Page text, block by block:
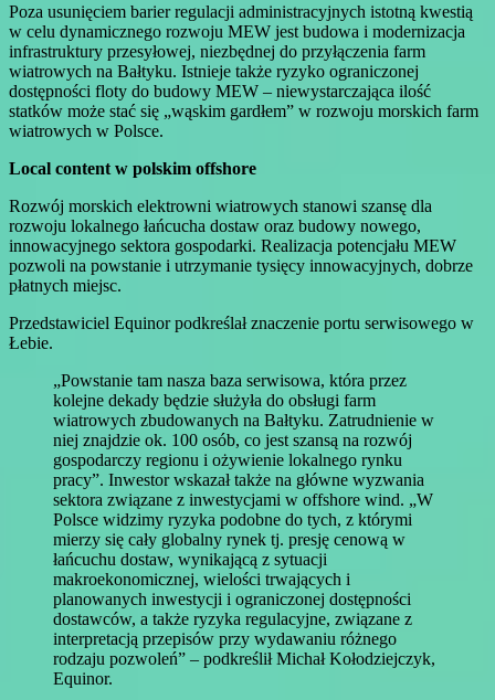
Poza usunięciem barier regulacji administracyjnych istotną kwestią
w celu dynamicznego rozwoju MEW jest budowa i modernizacja
infrastruktury przesyłowej, niezbędnej do przyłączenia farm
wiatrowych na Bałtyku. Istnieje także ryzyko ograniczonej
dostępności floty do budowy MEW – niewystarczająca ilość
statków może stać się „wąskim gardłem” w rozwoju morskich farm
wiatrowych w Polsce.
Local content w polskim offshore
Rozwój morskich elektrowni wiatrowych stanowi szansę dla
rozwoju lokalnego łańcucha dostaw oraz budowy nowego,
innowacyjnego sektora gospodarki. Realizacja potencjału MEW
pozwoli na powstanie i utrzymanie tysięcy innowacyjnych, dobrze
płatnych miejsc.
Przedstawiciel Equinor podkreślał znaczenie portu serwisowego w
Łebie.
„Powstanie tam nasza baza serwisowa, która przez
kolejne dekady będzie służyła do obsługi farm
wiatrowych zbudowanych na Bałtyku. Zatrudnienie w
niej znajdzie ok. 100 osób, co jest szansą na rozwój
gospodarczy regionu i ożywienie lokalnego rynku
pracy”. Inwestor wskazał także na główne wyzwania
sektora związane z inwestycjami w offshore wind. „W
Polsce widzimy ryzyka podobne do tych, z którymi
mierzy się cały globalny rynek tj. presję cenową w
łańcuchu dostaw, wynikającą z sytuacji
makroekonomicznej, wielości trwających i
planowanych inwestycji i ograniczonej dostępności
dostawców, a także ryzyka regulacyjne, związane z
interpretacją przepisów przy wydawaniu różnego
rodzaju pozwoleń” – podkreślił Michał Kołodziejczyk,
Equinor.